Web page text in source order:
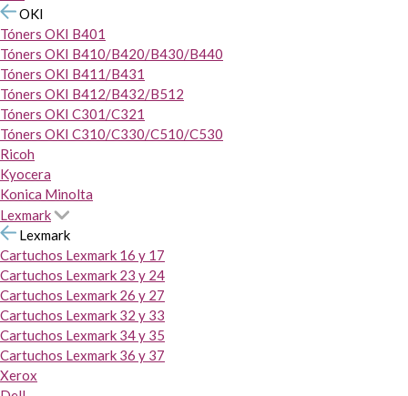
OKI
Tóners OKI B401
Tóners OKI B410/B420/B430/B440
Tóners OKI B411/B431
Tóners OKI B412/B432/B512
Tóners OKI C301/C321
Tóners OKI C310/C330/C510/C530
Ricoh
Kyocera
Konica Minolta
Lexmark
Lexmark
Cartuchos Lexmark 16 y 17
Cartuchos Lexmark 23 y 24
Cartuchos Lexmark 26 y 27
Cartuchos Lexmark 32 y 33
Cartuchos Lexmark 34 y 35
Cartuchos Lexmark 36 y 37
Xerox